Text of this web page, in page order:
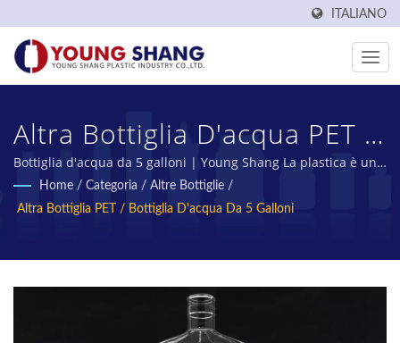
ITALIANO
Altra Bottiglia D'acqua PET /
5 Gallon | Produttore Di
Bottiglie E Barattoli PET
Bottiglia d'acqua da 5 galloni | Young Shang La plastica è un
produttore di preforme PET e bottiglie PET di Taiwan da oltre
50 anni.
Home / Categoria / Altre Bottiglie /
Altra Bottiglia PET / Bottiglia D'acqua Da 5 Galloni